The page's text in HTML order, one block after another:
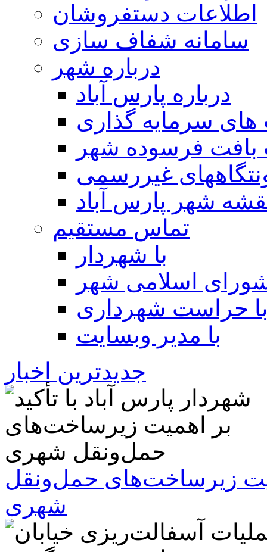
اطلاعات دستفروشان
سامانه شفاف سازی
درباره شهر
درباره پارس آباد
سرمایه گذاری
بافت فرسوده شهر
غیررسمی
شهر پارس آباد
تماس مستقیم
با شهردار
اسلامی شهر
حراست شهرداری
با مدیر وبسایت
جدیدترین اخبار
زیرساخت‌های حمل‌ونقل
شهری